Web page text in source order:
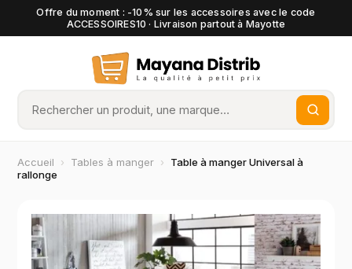
Offre du moment : -10% sur les accessoires avec le code
ACCESSOIRES10 · Livraison partout à Mayotte
Accueil › Tables à manger ›
Table à manger Universal à
rallonge